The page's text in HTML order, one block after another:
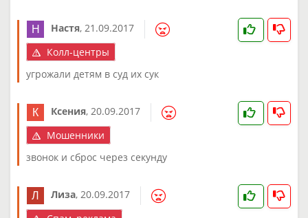
Настя, 21.09.2017
Колл-центры
угрожали детям в суд их сук
Ксения, 20.09.2017
Мошенники
звонок и сброс через секунду
Лиза, 20.09.2017